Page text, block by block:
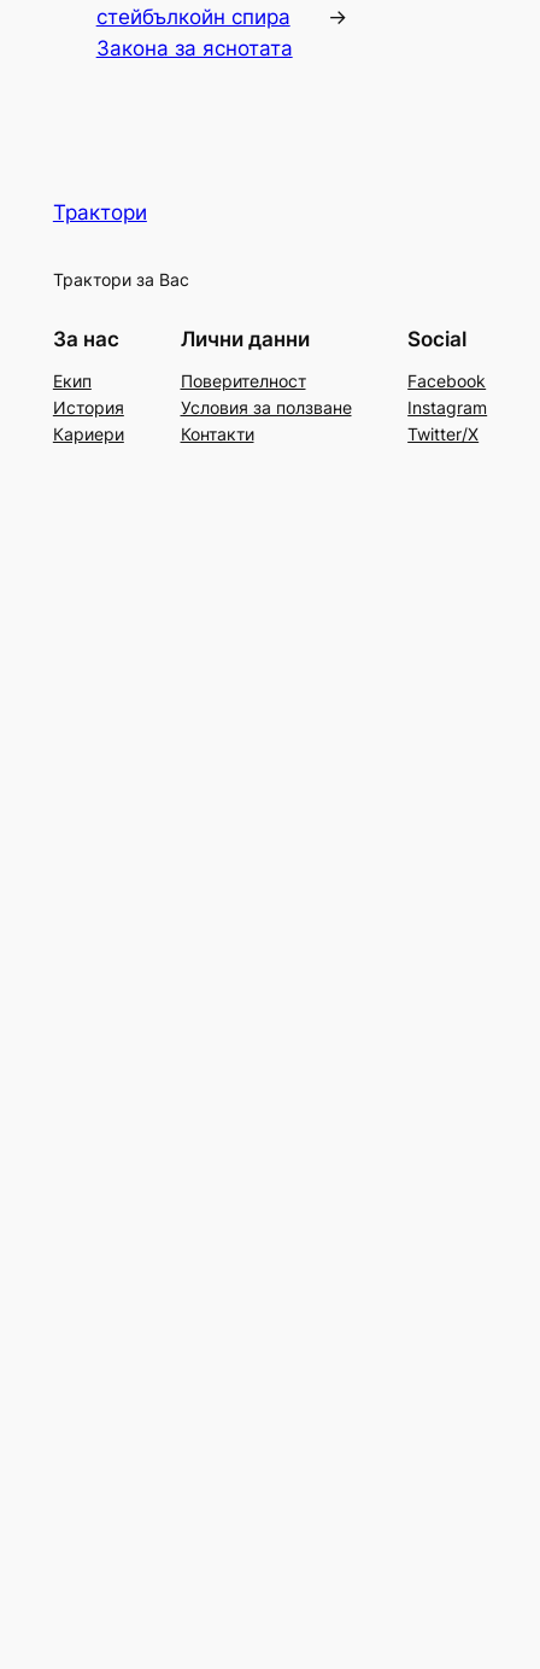
стейбълкойн спира
Закона за яснотата
→
Трактори
Трактори за Вас
За нас
Екип
История
Кариери
Лични данни
Поверителност
Условия за ползване
Контакти
Social
Facebook
Instagram
Twitter/X